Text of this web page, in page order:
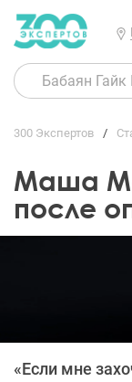
300 Экспертов
Маша
после
«Если мне